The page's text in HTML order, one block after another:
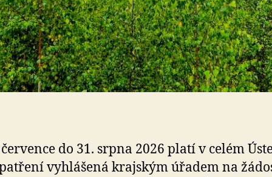
do 31. srpna 2026 platí v celém
vyhlášená krajským úřadem na